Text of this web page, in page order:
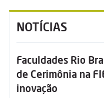
NOTÍCIAS
Faculdades Rio
de Cerimônia na
inovação